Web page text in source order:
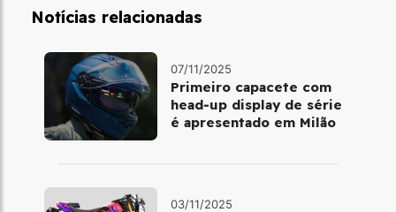
Notícias relacionadas
07/11/2025
Primeiro capacete com
head‑up display de série
é apresentado em Milão
03/11/2025